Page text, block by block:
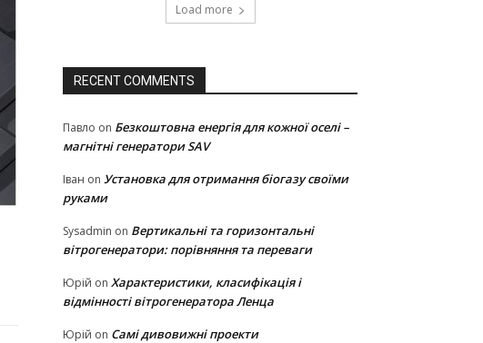
Load more
RECENT COMMENTS
Павло on Безкоштовна енергія для кожної оселі –
магнітні генератори SAV
Іван on Установка для отримання біогазу своїми
руками
Sysadmin on Вертикальні та горизонтальні
вітрогенератори: порівняння та переваги
Юрій on Характеристики, класифікація і
відмінності вітрогенератора Ленца
Юрій on Самі дивовижні проекти